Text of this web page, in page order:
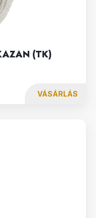
(TK)
VÁSÁRLÁS